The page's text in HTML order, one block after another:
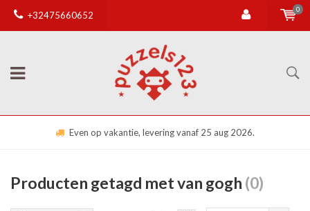
+32475660652
0
Even op vakantie, levering vanaf 25 aug 2026.
Producten getagd met van gogh (0)